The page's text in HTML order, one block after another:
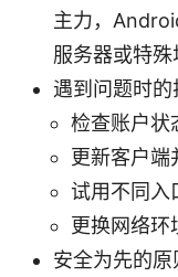
主力，
服务器或特
遇到问题时
检查账户状
更新客户端
试用不同入
更换网络环
安全为先的